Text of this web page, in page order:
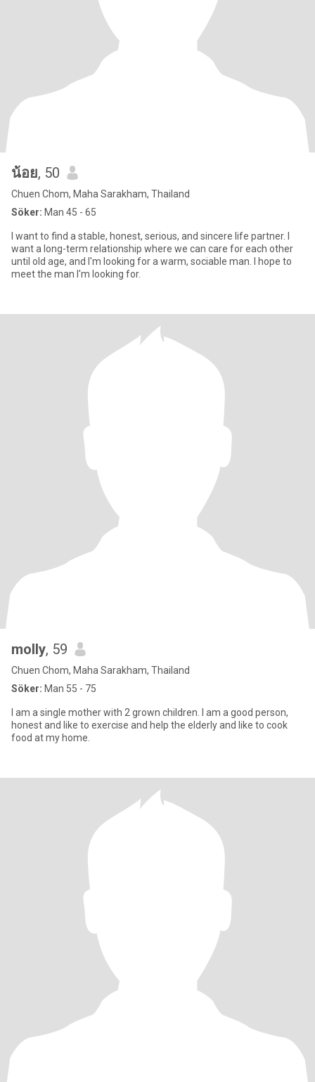
น้อย, 50
Chuen Chom, Maha Sarakham, Thailand
Söker: Man 45 - 65
I want to find a stable, honest, serious, and sincere life partner. I
want a long-term relationship where we can care for each other
until old age, and I'm looking for a warm, sociable man. I hope to
meet the man I'm looking for.
molly, 59
Chuen Chom, Maha Sarakham, Thailand
Söker: Man 55 - 75
I am a single mother with 2 grown children. I am a good person,
honest and like to exercise and help the elderly and like to cook
food at my home.